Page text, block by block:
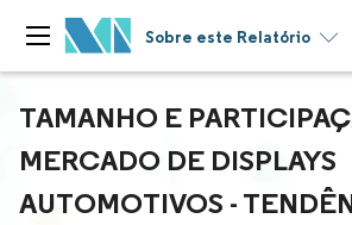
Sobre este Relatório
TAMANHO E
MERCADO DE DISPLAYS
AUTOMOTIVOS -